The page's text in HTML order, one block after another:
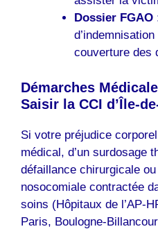
Dossier FGAO
couverture des
Démarches
Saisir la CCI d’Île-
Si votre préjudice
médical, d’un surdosage
défaillance chirurgicale ou
nosocomiale contractée
soins (Hôpitaux de l’AP-
Paris, Boulogne-